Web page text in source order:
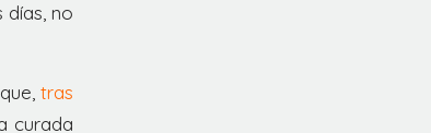
no
tras
curada